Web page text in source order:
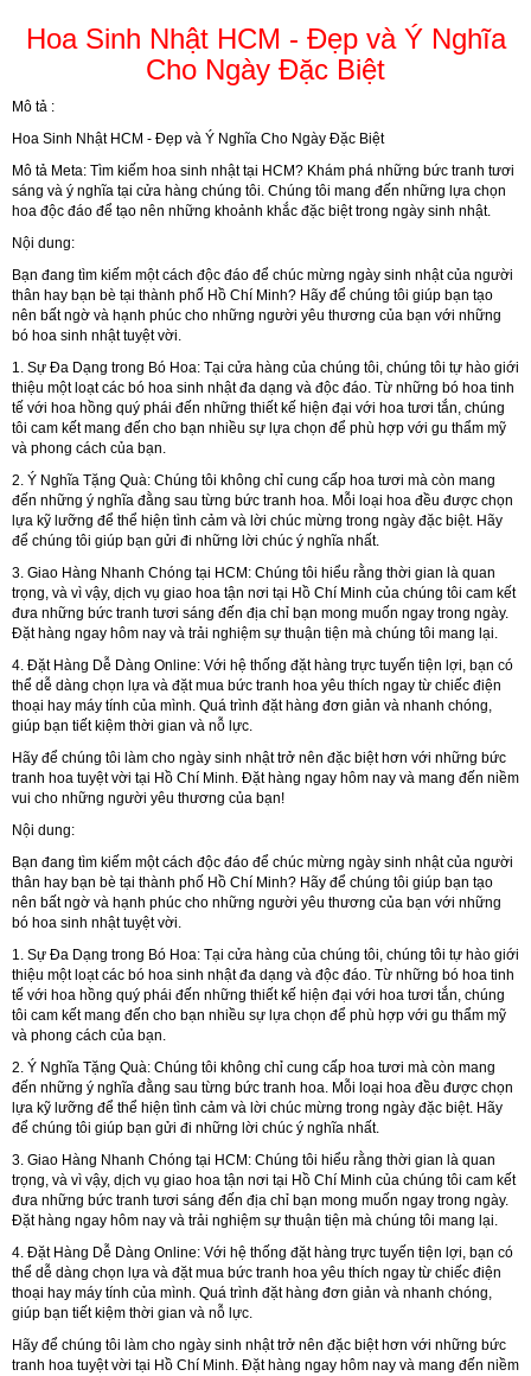
Hoa Sinh Nhật HCM - Đẹp và Ý Nghĩa
Cho Ngày Đặc Biệt
Mô tả :
Hoa Sinh Nhật HCM - Đẹp và Ý Nghĩa Cho Ngày Đặc Biệt
Mô tả Meta: Tìm kiếm hoa sinh nhật tại HCM? Khám phá những bức tranh tươi
sáng và ý nghĩa tại cửa hàng chúng tôi. Chúng tôi mang đến những lựa chọn
hoa độc đáo để tạo nên những khoảnh khắc đặc biệt trong ngày sinh nhật.
Nội dung:
Bạn đang tìm kiếm một cách độc đáo để chúc mừng ngày sinh nhật của người
thân hay bạn bè tại thành phố Hồ Chí Minh? Hãy để chúng tôi giúp bạn tạo
nên bất ngờ và hạnh phúc cho những người yêu thương của bạn với những
bó hoa sinh nhật tuyệt vời.
1. Sự Đa Dạng trong Bó Hoa: Tại cửa hàng của chúng tôi, chúng tôi tự hào giới
thiệu một loạt các bó hoa sinh nhật đa dạng và độc đáo. Từ những bó hoa tinh
tế với hoa hồng quý phái đến những thiết kế hiện đại với hoa tươi tắn, chúng
tôi cam kết mang đến cho bạn nhiều sự lựa chọn để phù hợp với gu thẩm mỹ
và phong cách của bạn.
2. Ý Nghĩa Tặng Quà: Chúng tôi không chỉ cung cấp hoa tươi mà còn mang
đến những ý nghĩa đằng sau từng bức tranh hoa. Mỗi loại hoa đều được chọn
lựa kỹ lưỡng để thể hiện tình cảm và lời chúc mừng trong ngày đặc biệt. Hãy
để chúng tôi giúp bạn gửi đi những lời chúc ý nghĩa nhất.
3. Giao Hàng Nhanh Chóng tại HCM: Chúng tôi hiểu rằng thời gian là quan
trọng, và vì vậy, dịch vụ giao hoa tận nơi tại Hồ Chí Minh của chúng tôi cam kết
đưa những bức tranh tươi sáng đến địa chỉ bạn mong muốn ngay trong ngày.
Đặt hàng ngay hôm nay và trải nghiệm sự thuận tiện mà chúng tôi mang lại.
4. Đặt Hàng Dễ Dàng Online: Với hệ thống đặt hàng trực tuyến tiện lợi, bạn có
thể dễ dàng chọn lựa và đặt mua bức tranh hoa yêu thích ngay từ chiếc điện
thoại hay máy tính của mình. Quá trình đặt hàng đơn giản và nhanh chóng,
giúp bạn tiết kiệm thời gian và nỗ lực.
Hãy để chúng tôi làm cho ngày sinh nhật trở nên đặc biệt hơn với những bức
tranh hoa tuyệt vời tại Hồ Chí Minh. Đặt hàng ngay hôm nay và mang đến niềm
vui cho những người yêu thương của bạn!
Nội dung:
Bạn đang tìm kiếm một cách độc đáo để chúc mừng ngày sinh nhật của người
thân hay bạn bè tại thành phố Hồ Chí Minh? Hãy để chúng tôi giúp bạn tạo
nên bất ngờ và hạnh phúc cho những người yêu thương của bạn với những
bó hoa sinh nhật tuyệt vời.
1. Sự Đa Dạng trong Bó Hoa: Tại cửa hàng của chúng tôi, chúng tôi tự hào giới
thiệu một loạt các bó hoa sinh nhật đa dạng và độc đáo. Từ những bó hoa tinh
tế với hoa hồng quý phái đến những thiết kế hiện đại với hoa tươi tắn, chúng
tôi cam kết mang đến cho bạn nhiều sự lựa chọn để phù hợp với gu thẩm mỹ
và phong cách của bạn.
2. Ý Nghĩa Tặng Quà: Chúng tôi không chỉ cung cấp hoa tươi mà còn mang
đến những ý nghĩa đằng sau từng bức tranh hoa. Mỗi loại hoa đều được chọn
lựa kỹ lưỡng để thể hiện tình cảm và lời chúc mừng trong ngày đặc biệt. Hãy
để chúng tôi giúp bạn gửi đi những lời chúc ý nghĩa nhất.
3. Giao Hàng Nhanh Chóng tại HCM: Chúng tôi hiểu rằng thời gian là quan
trọng, và vì vậy, dịch vụ giao hoa tận nơi tại Hồ Chí Minh của chúng tôi cam kết
đưa những bức tranh tươi sáng đến địa chỉ bạn mong muốn ngay trong ngày.
Đặt hàng ngay hôm nay và trải nghiệm sự thuận tiện mà chúng tôi mang lại.
4. Đặt Hàng Dễ Dàng Online: Với hệ thống đặt hàng trực tuyến tiện lợi, bạn có
thể dễ dàng chọn lựa và đặt mua bức tranh hoa yêu thích ngay từ chiếc điện
thoại hay máy tính của mình. Quá trình đặt hàng đơn giản và nhanh chóng,
giúp bạn tiết kiệm thời gian và nỗ lực.
Hãy để chúng tôi làm cho ngày sinh nhật trở nên đặc biệt hơn với những bức
tranh hoa tuyệt vời tại Hồ Chí Minh. Đặt hàng ngay hôm nay và mang đến niềm